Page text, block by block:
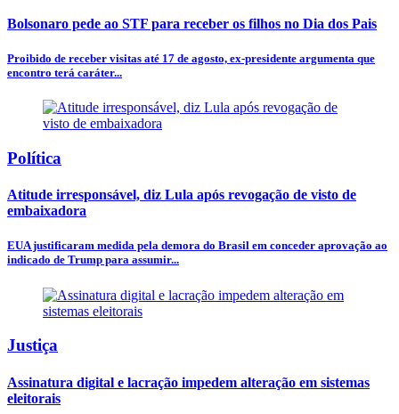
Bolsonaro pede ao STF para receber os filhos no Dia dos Pais
Proibido de receber visitas até 17 de agosto, ex-presidente argumenta que
encontro terá caráter...
Política
Atitude irresponsável, diz Lula após revogação de visto de
embaixadora
EUA justificaram medida pela demora do Brasil em conceder aprovação ao
indicado de Trump para assumir...
Justiça
Assinatura digital e lacração impedem alteração em sistemas
eleitorais